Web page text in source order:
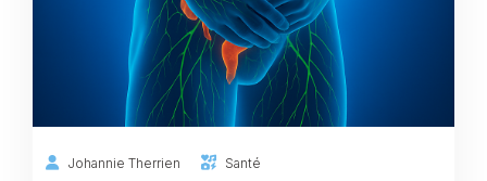
Johannie Therrien Santé